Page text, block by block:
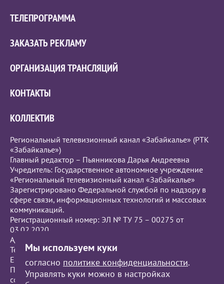
Мы используем куки
согласно политике конфиденциальности.
Управлять куки можно в настройках
ТЕЛЕПРОГРАММА
ЗАКАЗАТЬ РЕКЛАМУ
ОРГАНИЗАЦИЯ ТРАНСЛЯЦИЙ
КОНТАКТЫ
КОЛЛЕКТИВ
Региональный телевизионный канал «Забайкалье» (РТК
«Забайкалье»)
Главный редактор – Пьянникова Дарья Андреевна
Учредитель: Государственное автономное учреждение
«Региональный телевизионный канал «Забайкалье»
Зарегистрировано Федеральной службой по надзору в
сфере связи, информационных технологий и массовых
коммуникаций.
Регистрационный номер: ЭЛ № ТУ 75 – 00275 от
03.02.2020
Адрес редакции: г.Чита, ул. Бутина, 111.
Телефон: +7 (914) 120-1813
Е-mail:press@zrtk.ru
При полном или частичном использовании материалов
ссылка на РТК «Забайкалье» обязательна.